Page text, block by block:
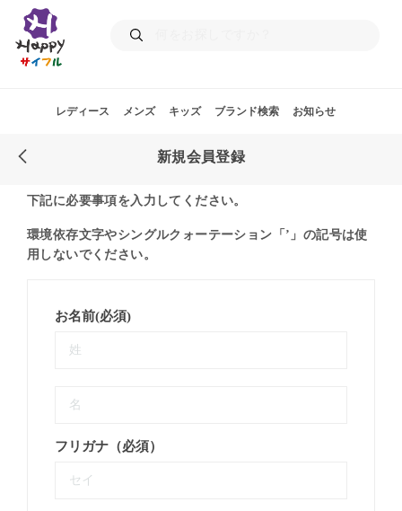
レディース メンズ キッズ ブランド検索 お知らせ
新規会員登録
下記に必要事項を入力してください。
環境依存文字やシングルクォーテーション「’」の記号は使
用しないでください。
お名前(必須)
フリガナ（必須）